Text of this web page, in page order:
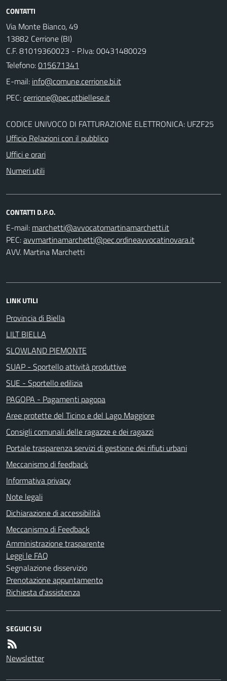
CONTATTI
Via Monte Bianco, 49
13882 Cerrione (BI)
C.F. 81019360023 - P.Iva: 00431480029
Telefono:015671341
E-mail:
PEC:
CODICE UNIVOCO DI FATTURAZIONE ELETTRONICA: UFZF25
Ufficio Relazioni con il pubblico
Uffici e orari
Numeri utili
CONTATTI D.P.O.
E-mail:
PEC:
AVV. Martina Marchetti
LINK UTILI
Provincia di Biella
LILT BIELLA
SLOWLAND PIEMONTE
SUAP - Sportello attività produttive
SUE - Sportello edilizia
PAGOPA - Pagamenti pagopa
Aree protette del Ticino e del Lago Maggiore
Consigli comunali delle ragazze e dei ragazzi
Portale trasparenza servizi di gestione dei rifiuti urbani
Meccanismo di feedback
Informativa privacy
Note legali
Dichiarazione di accessibilità
Meccanismo di Feedback
Amministrazione trasparente
Leggi le FAQ
Segnalazione disservizio
Prenotazione appuntamento
Richiesta d'assistenza
SEGUICI SU
Newsletter